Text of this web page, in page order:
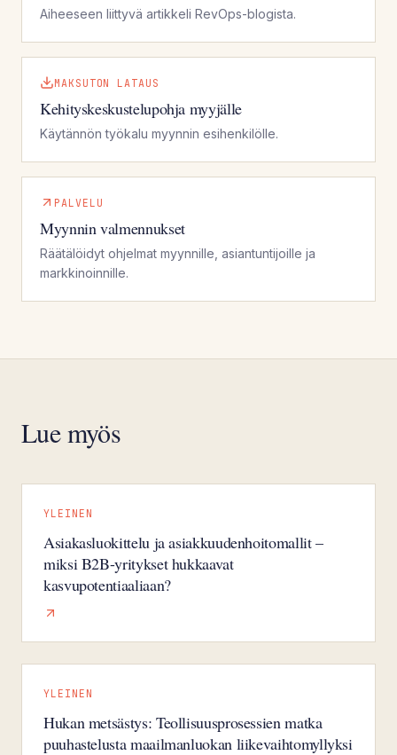
Aiheeseen liittyvä artikkeli RevOps-blogista.
MAKSUTON LATAUS
Kehityskeskustelupohja myyjälle
Käytännön työkalu myynnin esihenkilölle.
PALVELU
Myynnin valmennukset
Räätälöidyt ohjelmat myynnille, asiantuntijoille ja
markkinoinnille.
Lue myös
YLEINEN
Asiakasluokittelu ja asiakkuudenhoitomallit –
miksi B2B-yritykset hukkaavat
kasvupotentiaaliaan?
YLEINEN
Hukan metsästys: Teollisuusprosessien matka
puuhastelusta maailmanluokan liikevaihtomyllyksi